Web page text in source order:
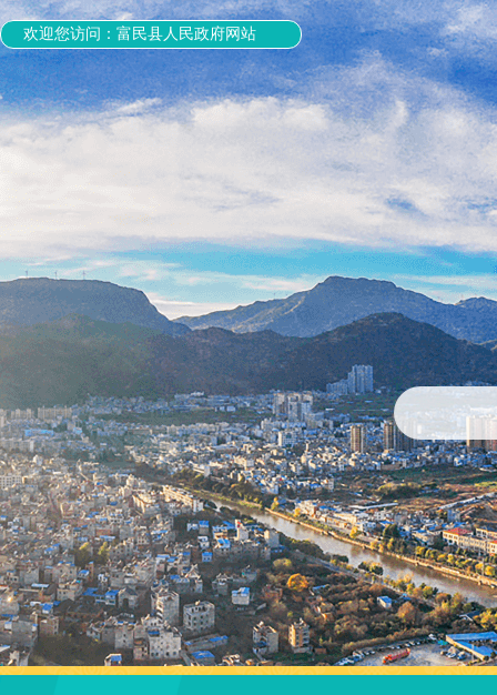
欢迎您访问：富民县人民政府网站